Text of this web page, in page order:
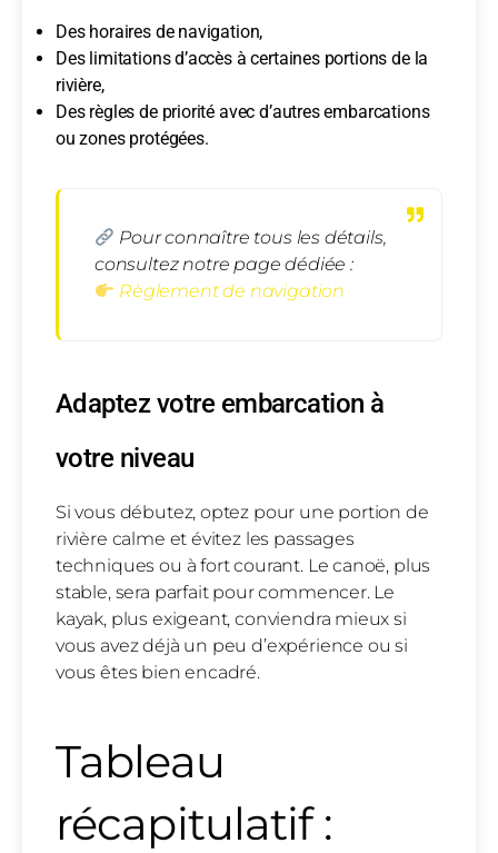
Des horaires de navigation,
Des limitations d’accès à certaines portions de la
rivière,
Des règles de priorité avec d’autres embarcations
ou zones protégées.
Pour connaître tous les détails,
consultez notre page dédiée :
Règlement de navigation
Adaptez votre embarcation à
votre niveau
Si vous débutez, optez pour une portion de
rivière calme et évitez les passages
techniques ou à fort courant. Le canoë, plus
stable, sera parfait pour commencer. Le
kayak, plus exigeant, conviendra mieux si
vous avez déjà un peu d’expérience ou si
vous êtes bien encadré.
Tableau
récapitulatif :